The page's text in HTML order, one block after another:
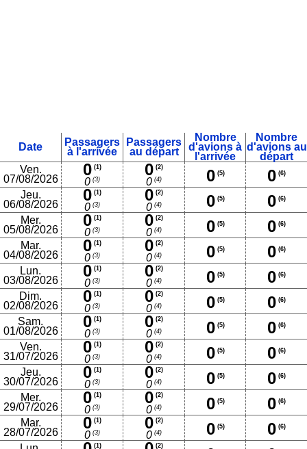
Date
Passagers
à l'arrivée
Passagers
au départ
Nombre
d'avions à
l'arrivée
Nombre
d'avions au
départ
Ven.
07/08/2026
0 (1)
0 (3)
0 (2)
0 (4) 0(5) 0 (6)
Jeu.
06/08/2026
0 (1)
0 (3)
0 (2)
0 (4) 0(5) 0 (6)
Mer.
05/08/2026
0 (1)
0 (3)
0 (2)
0 (4) 0(5) 0 (6)
Mar.
04/08/2026
0 (1)
0 (3)
0 (2)
0 (4) 0(5) 0 (6)
Lun.
03/08/2026
0 (1)
0 (3)
0 (2)
0 (4) 0(5) 0 (6)
Dim.
02/08/2026
0 (1)
0 (3)
0 (2)
0 (4) 0(5) 0 (6)
Sam.
01/08/2026
0 (1)
0 (3)
0 (2)
0 (4) 0(5) 0 (6)
Ven.
31/07/2026
0 (1)
0 (3)
0 (2)
0 (4) 0(5) 0 (6)
Jeu.
30/07/2026
0 (1)
0 (3)
0 (2)
0 (4) 0(5) 0 (6)
Mer.
29/07/2026
0 (1)
0 (3)
0 (2)
0 (4) 0(5) 0 (6)
Mar.
28/07/2026
0 (1)
0 (3)
0 (2)
0 (4) 0(5) 0 (6)
(1) (2)